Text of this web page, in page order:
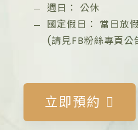
週日：
公休
國定假日：
當日放
(請見FB粉絲專頁公
立即預約